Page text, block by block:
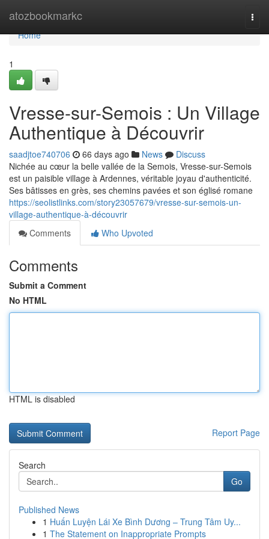
atozbookmarkc
Home
Home
1
Vresse-sur-Semois : Un Village
Authentique à Découvrir
saadjtoe740706 66 days ago News
Discuss
Nichée au cœur la belle vallée de la Semois, Vresse-sur-Semois
est un paisible village à Ardennes, véritable joyau d'authenticité.
Ses bâtisses en grès, ses chemins pavées et son églisé romane
https://seolistlinks.com/story23057679/vresse-sur-semois-un-
village-authentique-à-découvrir
Comments
Who Upvoted
Comments
Submit a Comment
No HTML
HTML is disabled
Report Page
Search
Go
Published News
1 Huấn Luyện Lái Xe Bình Dương – Trung Tâm Uy...
1 The Statement on Inappropriate Prompts